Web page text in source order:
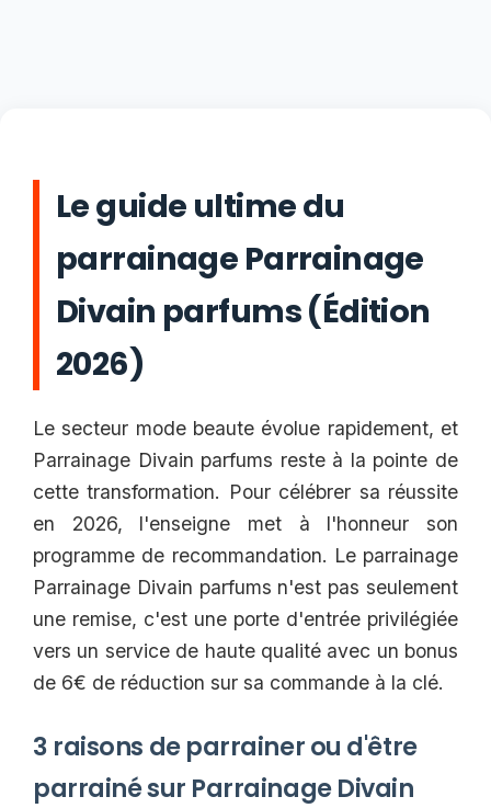
Le guide ultime du
parrainage Parrainage
Divain parfums (Édition
2026)
Le secteur mode beaute évolue rapidement, et
Parrainage Divain parfums reste à la pointe de
cette transformation. Pour célébrer sa réussite
en 2026, l'enseigne met à l'honneur son
programme de recommandation. Le parrainage
Parrainage Divain parfums n'est pas seulement
une remise, c'est une porte d'entrée privilégiée
vers un service de haute qualité avec un bonus
de 6€ de réduction sur sa commande à la clé.
3 raisons de parrainer ou d'être
parrainé sur Parrainage Divain